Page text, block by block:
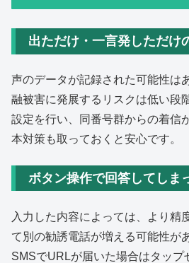
出ただけ・一言発しただけ
声のデータが記録された可能性は
融被害に発展するリスクは低い段
設定を行い、同番号群からの着信
本対策も取っておくと安心です。
ボタン操作で回答してしま
入力した内容によっては、より精
て別の勧誘電話が増える可能性が
SMSでURLが届いた場合はタップ